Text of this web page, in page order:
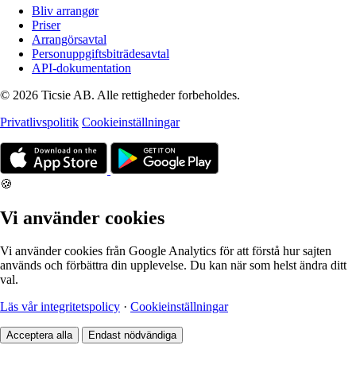
Bliv arrangør
Priser
Arrangörsavtal
Personuppgiftsbiträdesavtal
API-dokumentation
© 2026 Ticsie AB. Alle rettigheder forbeholdes.
Privatlivspolitik Cookieinställningar
🍪
Vi använder cookies
Vi använder cookies från Google Analytics för att förstå hur sajten
används och förbättra din upplevelse. Du kan när som helst ändra ditt
val.
Läs vår integritetspolicy · Cookieinställningar
Acceptera alla Endast nödvändiga